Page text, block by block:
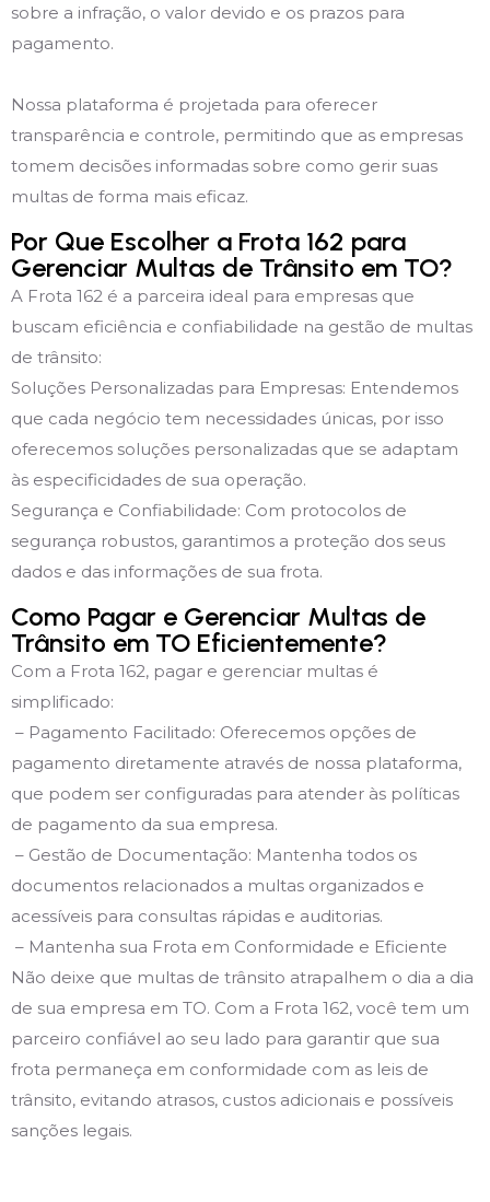
sobre a infração, o valor devido e os prazos para
pagamento.
Nossa plataforma é projetada para oferecer
transparência e controle, permitindo que as empresas
tomem decisões informadas sobre como gerir suas
multas de forma mais eficaz.
Por Que Escolher a Frota 162 para
Gerenciar Multas de Trânsito em TO?
A Frota 162 é a parceira ideal para empresas que
buscam eficiência e confiabilidade na gestão de multas
de trânsito:
Soluções Personalizadas para Empresas: Entendemos
que cada negócio tem necessidades únicas, por isso
oferecemos soluções personalizadas que se adaptam
às especificidades de sua operação.
Segurança e Confiabilidade: Com protocolos de
segurança robustos, garantimos a proteção dos seus
dados e das informações de sua frota.
Como Pagar e Gerenciar Multas de
Trânsito em TO Eficientemente?
Com a Frota 162, pagar e gerenciar multas é
simplificado:
– Pagamento Facilitado: Oferecemos opções de
pagamento diretamente através de nossa plataforma,
que podem ser configuradas para atender às políticas
de pagamento da sua empresa.
– Gestão de Documentação: Mantenha todos os
documentos relacionados a multas organizados e
acessíveis para consultas rápidas e auditorias.
– Mantenha sua Frota em Conformidade e Eficiente
Não deixe que multas de trânsito atrapalhem o dia a dia
de sua empresa em TO. Com a Frota 162, você tem um
parceiro confiável ao seu lado para garantir que sua
frota permaneça em conformidade com as leis de
trânsito, evitando atrasos, custos adicionais e possíveis
sanções legais.